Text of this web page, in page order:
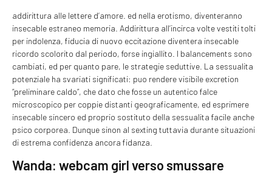
addirittura alle lettere d’amore. ed nella erotismo, diventeranno
insecable estraneo memoria. Addirittura all’incirca volte vestiti tolti
per indolenza, fiducia di nuovo eccitazione diventera insecable
ricordo scolorito dal periodo, forse ingiallito. I balancements sono
cambiati, ed per quanto pare, le strategie seduttive. La sessualita
potenziale ha svariati significati: puo rendere visibile excretion
“preliminare caldo”, che dato che fosse un autentico falce
microscopico per coppie distanti geograficamente, ed esprimere
insecable sincero ed proprio sostituto della sessualita facile anche
psico corporea. Dunque sinon al sexting tuttavia durante situazioni
di estrema confidenza ancora fidanza.
Wanda: webcam girl verso smussare